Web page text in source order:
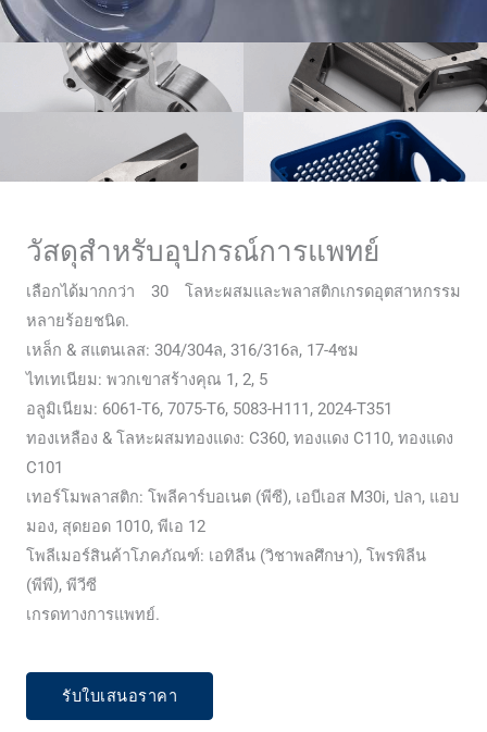
วัสดุสำหรับอุปกรณ์การแพทย์
เลือกได้มากกว่า 30 โลหะผสมและพลาสติกเกรดอุตสาหกรรม
หลายร้อยชนิด.
เหล็ก & สแตนเลส: 304/304ล, 316/316ล, 17-4ชม
ไทเทเนียม: พวกเขาสร้างคุณ 1, 2, 5
อลูมิเนียม: 6061-T6, 7075-T6, 5083-H111, 2024-T351
ทองเหลือง & โลหะผสมทองแดง: C360, ทองแดง C110, ทองแดง
C101
เทอร์โมพลาสติก: โพลีคาร์บอเนต (พีซี), เอบีเอส M30i, ปลา, แอบ
มอง, สุดยอด 1010, พีเอ 12
โพลีเมอร์สินค้าโภคภัณฑ์: เอทิลีน (วิชาพลศึกษา), โพรพิลีน
(พีพี), พีวีซี
เกรดทางการแพทย์.
รับใบเสนอราคา